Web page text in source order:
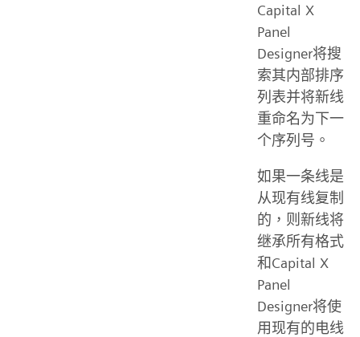
Capital X
Panel
Designer将搜
索其内部排序
列表并将新线
重命名为下一
个序列号。
如果一条线是
从现有线复制
的，则新线将
继承所有格式
和Capital X
Panel
Designer将使
用现有的电线